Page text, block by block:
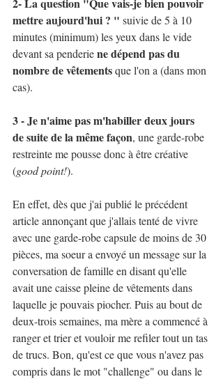
mettre aujourd'hui ? " suivie de 5 à 10
minutes (minimum) les yeux dans le vide
devant sa penderie ne dépend pas du
nombre de vêtements que l'on a (dans mon
cas).
3 - Je n'aime pas m'habiller deux jours
de suite de la même façon, une garde-robe
restreinte me pousse donc à être créative
(good point!).
En effet, dès que j'ai publié le précédent
article annonçant que j'allais tenté de vivre
avec une garde-robe capsule de moins de 30
pièces, ma soeur a envoyé un message sur la
conversation de famille en disant qu'elle
avait une caisse pleine de vêtements dans
laquelle je pouvais piocher. Puis au bout de
deux-trois semaines, ma mère a commencé à
ranger et trier et vouloir me refiler tout un tas
de trucs. Bon, qu'est ce que vous n'avez pas
compris dans le mot "challenge" ou dans le